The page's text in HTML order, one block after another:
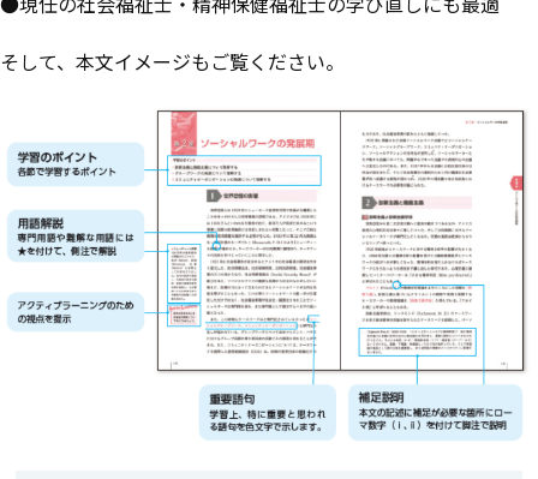
そして、本文イメージもご覧ください。